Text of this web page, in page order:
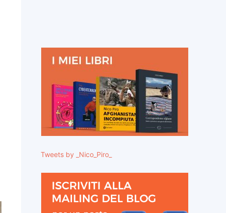
Tweets by _Nico_Piro_